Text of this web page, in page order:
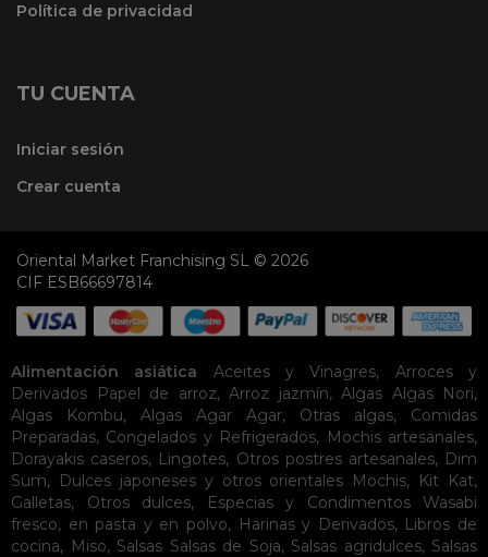
Política de privacidad
TU CUENTA
Iniciar sesión
Crear cuenta
Oriental Market Franchising SL © 2026
CIF ESB66697814
Alimentación asiática Aceites y Vinagres, Arroces y
Derivados
Papel de arroz, Arroz jazmín, Algas Algas Nori,
Algas Kombu, Algas Agar Agar, Otras algas, Comidas
Preparadas, Congelados y Refrigerados, Mochis artesanales,
Dorayakis caseros, Lingotes, Otros postres artesanales, Dim
Sum, Dulces japoneses y otros orientales Mochis, Kit Kat,
Galletas, Otros dulces, Especias y Condimentos
Wasabi
fresco, en pasta y en polvo, Harinas y Derivados, Libros de
cocina, Miso, Salsas Salsas de Soja, Salsas agridulces, Salsas